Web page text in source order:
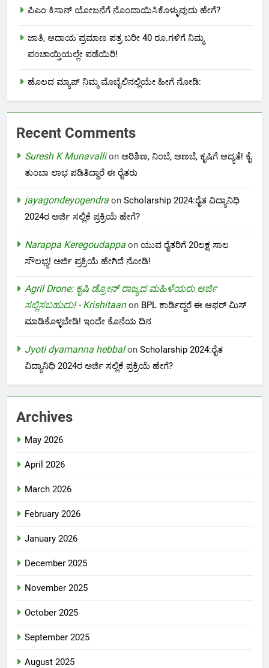
ಪಿಎಂ ಕಿಸಾನ್ ಯೋಜನೆಗೆ ನೊಂದಾಯಿಸಿಕೊಳ್ಳುವುದು ಹೇಗೆ?
ಜಾತಿ, ಆದಾಯ ಪ್ರಮಾಣ ಪತ್ರ ಬರೀ 40 ರೂ.ಗಳಿಗೆ ನಿಮ್ಮ
ಪಂಚಾಯ್ತಿಯಲ್ಲೇ ಪಡೆಯಿರಿ!
ಹೊಲದ ಮ್ಯಾಪ್ ನಿಮ್ಮ ಮೊಬೈಲಿನಲ್ಲಿಯೇ ಹೀಗೆ ನೋಡಿ:
Recent Comments
Suresh K Munavallion ಅರಿಶಿಣ, ನಿಂಬೆ, ಅಣಬೆ, ಕೃಷಿಗೆ ಆದ್ಯತೆ! ಕೈ
ತುಂಬಾ ಲಾಭ ಪಡಿತಿದ್ದಾರೆ ಈ ರೈತರು
jayagondeyogendra on Scholarship 2024:ರೈತ ವಿದ್ಯಾನಿಧಿ
2024ರ ಅರ್ಜಿ ಸಲ್ಲಿಕೆ ಪ್ರಕ್ರಿಯೆ ಹೇಗೆ?
Narappa Keregoudappa on ಯುವ ರೈತರಿಗೆ 20ಲಕ್ಷ ಸಾಲ
ಸೌಲಭ್ಯ! ಅರ್ಜಿ ಪ್ರಕ್ರಿಯೆ ಹೇಗಿದೆ ನೋಡಿ!
Agril Drone: ಕೃಷಿ ಡ್ರೋನ್ ರಾಜ್ಯದ ಮಹಿಳೆಯರು ಅರ್ಜಿ
ಸಲ್ಲಿಸಬಹುದು! - Krishitaanon BPL ಕಾರ್ಡಿದ್ದರೆ ಈ ಆಫರ್ ಮಿಸ್
ಮಾಡಿಕೊಳ್ಳಬೇಡಿ! ಇಂದೇ ಕೊನೆಯ ದಿನ
Jyoti dyamanna hebbalon Scholarship 2024:ರೈತ
ವಿದ್ಯಾನಿಧಿ 2024ರ ಅರ್ಜಿ ಸಲ್ಲಿಕೆ ಪ್ರಕ್ರಿಯೆ ಹೇಗೆ?
Archives
May 2026
April 2026
March 2026
February 2026
January 2026
December 2025
November 2025
October 2025
September 2025
August 2025